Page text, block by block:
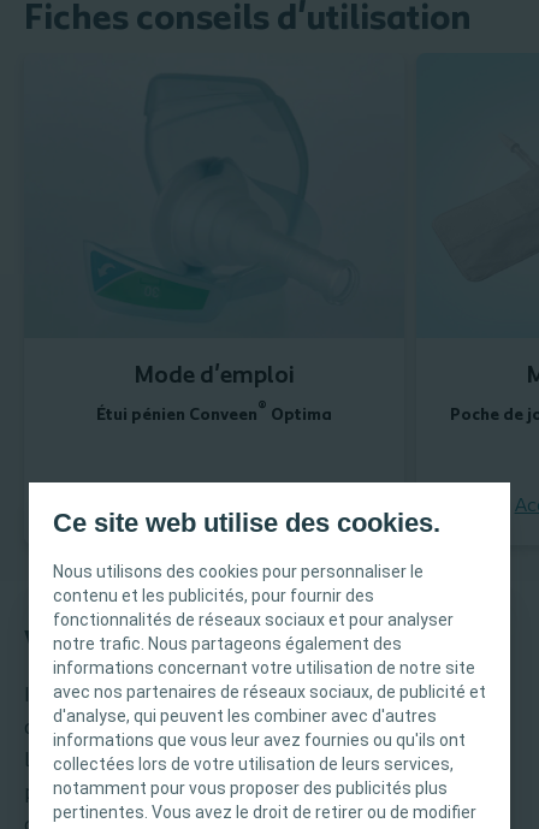
Ce site web utilise des cookies.
Nous utilisons des cookies pour personnaliser le
contenu et les publicités, pour fournir des
fonctionnalités de réseaux sociaux et pour analyser
notre trafic. Nous partageons également des
informations concernant votre utilisation de notre site
avec nos partenaires de réseaux sociaux, de publicité et
d'analyse, qui peuvent les combiner avec d'autres
informations que vous leur avez fournies ou qu'ils ont
collectées lors de votre utilisation de leurs services,
notamment pour vous proposer des publicités plus
pertinentes. Vous avez le droit de retirer ou de modifier
INFORMATION IMPORTANTE
Ce site est destiné uniquement aux
professionnels de santé français tels que définis
dans le Code de la santé publique français. Le
contenu du site est destiné à l’information et
l’éducation et peut ne pas être adapté à toutes
Fiches conseils d'utilisation
Mode d'emploi
Étui pénien Conveen® Optima Poche de
Vidéos de bon usage
Il est important de tenir compte du mode de vie
de vos patients pour trouver des produits qui
leur conviennent. Ces courtes vidéos vous
présentent comment utiliser les systèmes
®